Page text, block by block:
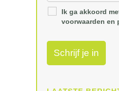
Ik ga akkoord
voorwaarden en